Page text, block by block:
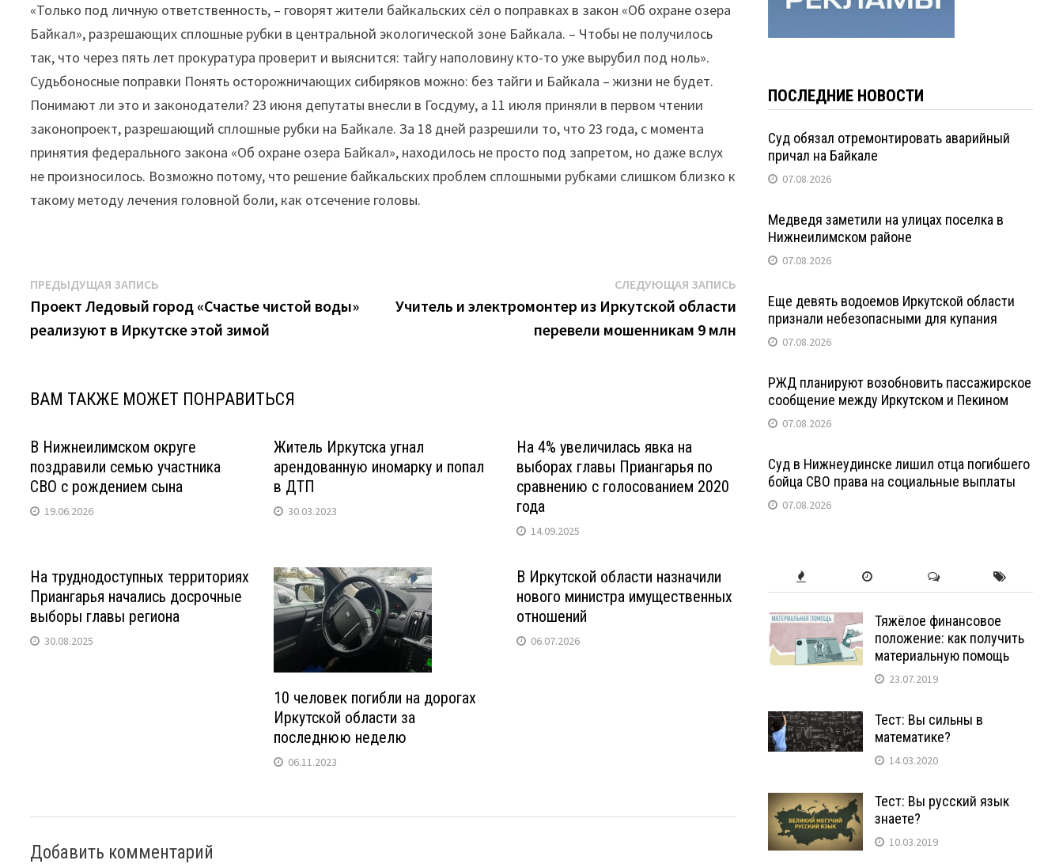
придёт?
Вокруг
Байкала
хотят
разрешить
сплошные
рубки"
«Только под личную ответственность, – говорят жители байкальских сёл о поправках в закон «Об охране озера
Байкал», разрешающих сплошные рубки в центральной экологической зоне Байкала. – Чтобы не получилось
так, что через пять лет прокуратура проверит и выяснится: тайгу наполовину кто-то уже вырубил под ноль».
Судьбоносные поправки Понять осторожничающих сибиряков можно: без тайги и Байкала – жизни не будет.
Понимают ли это и законодатели? 23 июня депутаты внесли в Госдуму, а 11 июля приняли в первом чтении
законопроект, разрешающий сплошные рубки на Байкале. За 18 дней разрешили то, что 23 года, с момента
принятия федерального закона «Об охране озера Байкал», находилось не просто под запретом, но даже вслух
не произносилось. Возможно потому, что решение байкальских проблем сплошными рубками слишком близко к
такому методу лечения головной боли, как отсечение головы.
Навигация
по
записям
ПРЕДЫДУЩАЯ ЗАПИСЬ
запись:
Проект Ледовый город «Счастье чистой воды»
реализуют в Иркутске этой зимой
СЛЕДУЮЩАЯ ЗАПИСЬСледующая
запись:
Учитель и электромонтер из Иркутской области
перевели мошенникам 9 млн
ВАМ ТАКЖЕ МОЖЕТ ПОНРАВИТЬСЯ
В Нижнеилимском округе
поздравили семью участника
СВО с рождением сына
19.06.2026
Житель Иркутска угнал
арендованную иномарку и попал
в ДТП
30.03.2023
На 4% увеличилась явка на
выборах главы Приангарья по
сравнению с голосованием 2020
года
14.09.2025
На труднодоступных территориях
Приангарья начались досрочные
выборы главы региона
30.08.2025
10 человек погибли на дорогах
Иркутской области за
последнюю неделю
06.11.2023
В Иркутской области назначили
нового министра имущественных
отношений
06.07.2026
Добавить комментарий
ПОСЛЕДНИЕ НОВОСТИ
Суд обязал отремонтировать аварийный
причал на Байкале
07.08.2026
Медведя заметили на улицах поселка в
Нижнеилимском районе
07.08.2026
Еще девять водоемов Иркутской области
признали небезопасными для купания
07.08.2026
РЖД планируют возобновить пассажирское
сообщение между Иркутском и Пекином
07.08.2026
Суд в Нижнеудинске лишил отца погибшего
бойца СВО права на социальные выплаты
07.08.2026
Тяжёлое финансовое
положение: как получить
материальную помощь
23.07.2019
Тест: Вы сильны в
математике?
14.03.2020
Тест: Вы русский язык
знаете?
10.03.2019